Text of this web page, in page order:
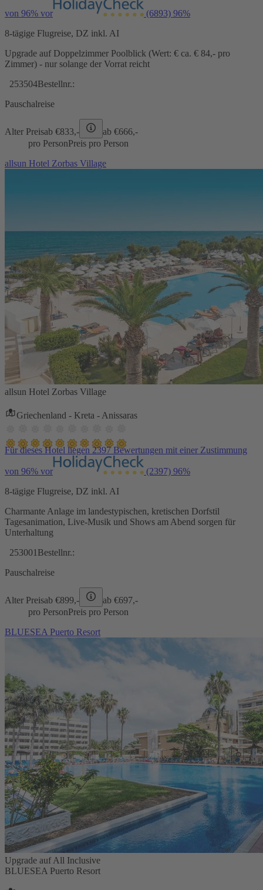
von 96% vor (6893) 96%
8-tägige Flugreise, DZ inkl. AI
Upgrade auf Doppelzimmer Poolblick (Wert: € ca. € 84,- pro
Zimmer) - nur solange der Vorrat reicht
253504Bestellnr.:
Pauschalreise
Alter Preisab €833,- ab €666,-
pro PersonPreis pro Person
allsun Hotel Zorbas Village
allsun Hotel Zorbas Village
Griechenland - Kreta - Anissaras
Für dieses Hotel liegen 2397 Bewertungen mit einer Zustimmung
von 96% vor (2397) 96%
8-tägige Flugreise, DZ inkl. AI
Charmante Anlage im landestypischen, kretischen Dorfstil
Tagesanimation, Live-Musik und Shows am Abend sorgen für
Unterhaltung
253001 Bestellnr.:
Pauschalreise
Alter Preisab €899,- ab €697,-
pro PersonPreis pro Person
BLUESEA Puerto Resort
Upgrade auf All Inclusive
BLUESEA Puerto Resort